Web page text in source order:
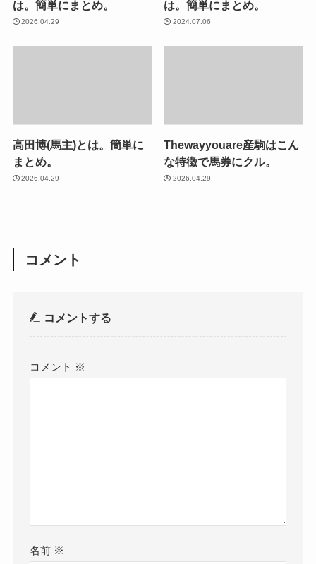
は。簡単にまとめ。
2026.04.29
は。簡単にまとめ。
2024.07.06
高田博(馬主)とは。簡単に
まとめ。
2026.04.29
Thewayyouare産駒はこん
な特徴で馬券にクル。
2026.04.29
コメント
コメントする
コメント ※
名前 ※